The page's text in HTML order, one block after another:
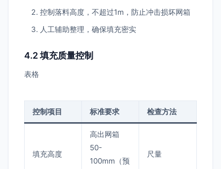
控制落料高度，不超过1m，防止冲击损坏网箱
人工辅助整理，确保填充密实
4.2 填充质量控制
表格
控制项目 标准要求 检查方法
填充高度
高出网箱
50-
100mm（预
尺量